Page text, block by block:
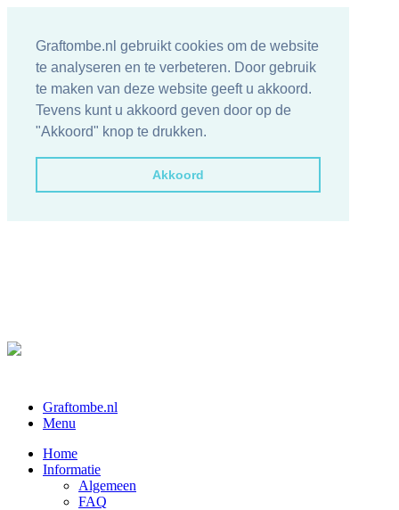
Graftombe.nl gebruikt cookies om de website
te analyseren en te verbeteren. Door gebruik
te maken van deze website geeft u akkoord.
Tevens kunt u akkoord geven door op de
"Akkoord" knop te drukken.
Akkoord
Graftombe.nl
Menu
Home
Informatie
Algemeen
FAQ